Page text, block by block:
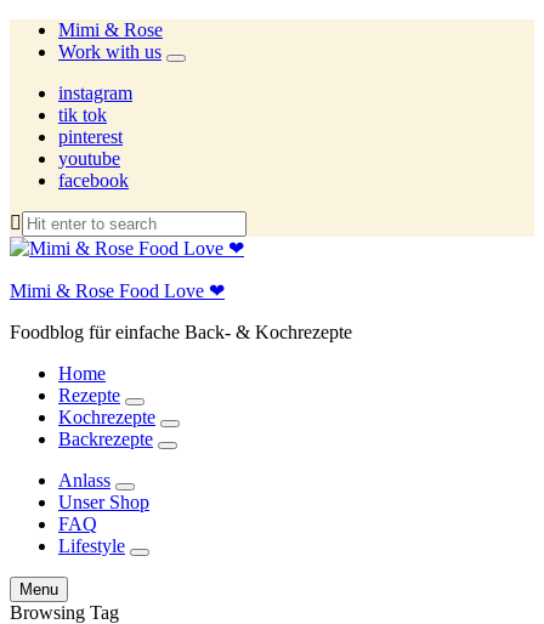
Mimi & Rose
Work with us
expand
instagram
tik tok
pinterest
youtube
facebook
Mimi & Rose Food Love ❤
Foodblog für einfache Back- & Kochrezepte
Home
Rezepte
expand
child
menu
Kochrezepte
expand
child
Backrezepte
expand
Anlass
expand
child
Unser Shop
FAQ
Lifestyle
expand
Search
Menu
Browsing Tag